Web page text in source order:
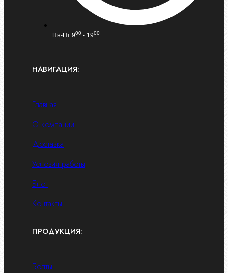
Пн-Пт 900 - 1900
НАВИГАЦИЯ:
Главная
О компании
Доставка
Условия работы
Блог
Контакты
ПРОДУКЦИЯ:
Болты